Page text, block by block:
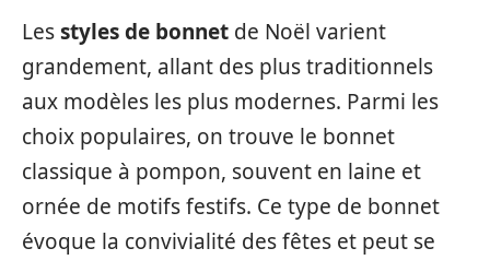
Lesstyles de bonnet de Noël varient
grandement, allant des plus traditionnels
aux modèles les plus modernes. Parmi les
choix populaires, on trouve le bonnet
classique à pompon, souvent en laine et
ornée de motifs festifs. Ce type de bonnet
évoque la convivialité des fêtes et peut se